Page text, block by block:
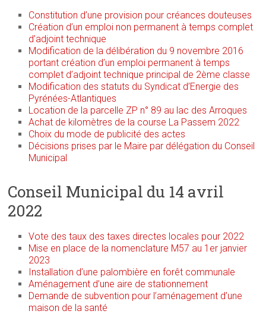
Constitution d’une provision pour créances douteuses
Création d’un emploi non permanent à temps complet
d’adjoint technique
Modification de la délibération du 9 novembre 2016
portant création d’un emploi permanent à temps
complet d’adjoint technique principal de 2ème classe
Modification des statuts du Syndicat d’Energie des
Pyrénées-Atlantiques
Location de la parcelle ZP n° 89 au lac des Arroques
Achat de kilomètres de la course La Passem 2022
Choix du mode de publicité des actes
Décisions prises par le Maire par délégation du Conseil
Municipal
Conseil Municipal du 14 avril
2022
Vote des taux des taxes directes locales pour 2022
Mise en place de la nomenclature M57 au 1er janvier
2023
Installation d’une palombière en forêt communale
Aménagement d’une aire de stationnement
Demande de subvention pour l’aménagement d’une
maison de la santé